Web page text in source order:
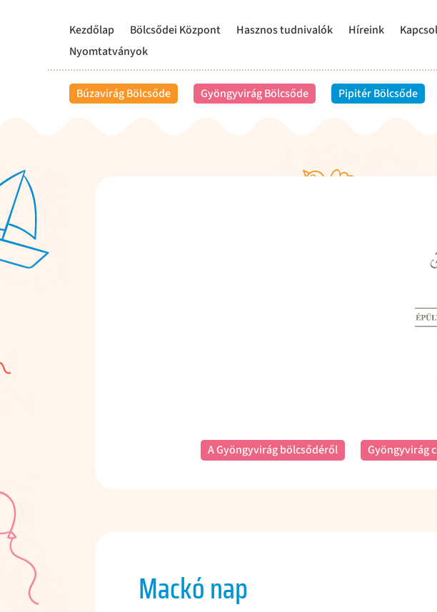
Kezdőlap Bölcsődei Központ Hasznos tudnivalók Híreink
Nyomtatványok
Búzavirág Bölcsőde Gyöngyvirág Bölcsőde Pipitér Bölcsőde
A Gyöngyvirág bölcsődéről Gyöngyvirág
Mackó nap